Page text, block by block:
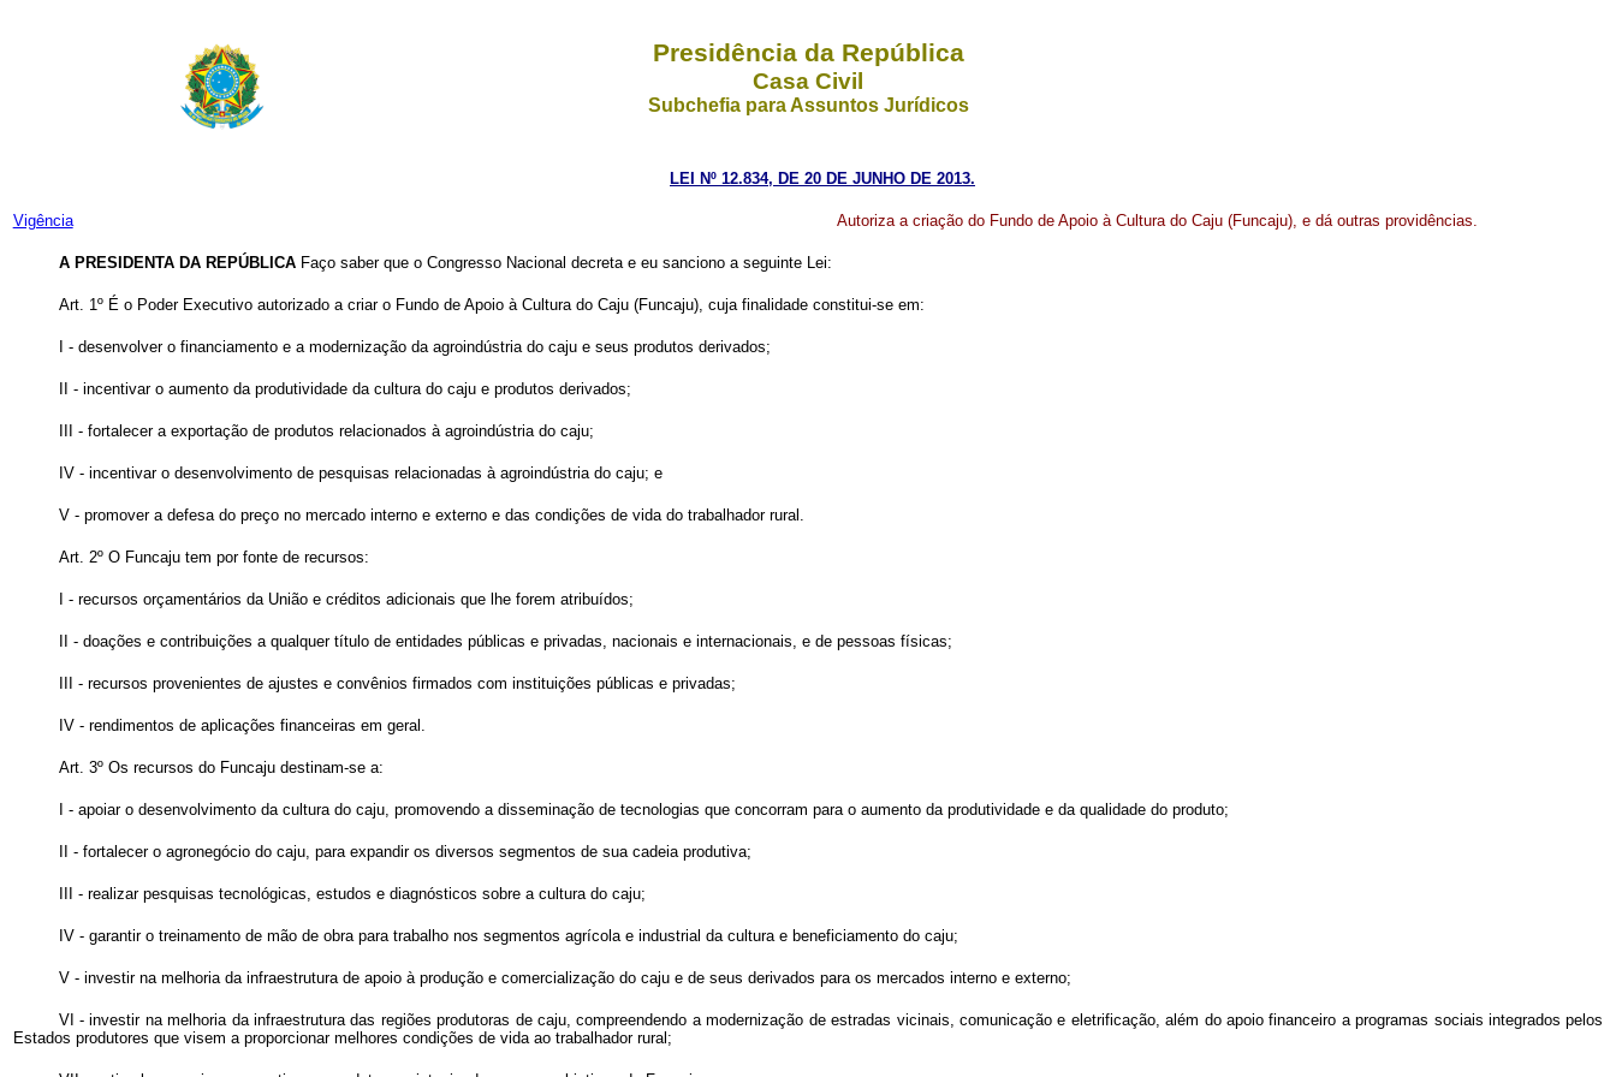
Presidência da República
Casa Civil
Subchefia para Assuntos Jurídicos
LEI Nº 12.834, DE 20 DE JUNHO DE 2013.
Vigência Autoriza a criação do Fundo de Apoio à Cultura do Caju (Funcaju), e dá outras providências.
A PRESIDENTA DA REPÚBLICA Faço saber que o Congresso Nacional decreta e eu sanciono a seguinte Lei:
Art. 1º É o Poder Executivo autorizado a criar o Fundo de Apoio à Cultura do Caju (Funcaju), cuja finalidade constitui-se em:
I - desenvolver o financiamento e a modernização da agroindústria do caju e seus produtos derivados;
II - incentivar o aumento da produtividade da cultura do caju e produtos derivados;
III - fortalecer a exportação de produtos relacionados à agroindústria do caju;
IV - incentivar o desenvolvimento de pesquisas relacionadas à agroindústria do caju; e
V - promover a defesa do preço no mercado interno e externo e das condições de vida do trabalhador rural.
Art. 2º O Funcaju tem por fonte de recursos:
I - recursos orçamentários da União e créditos adicionais que lhe forem atribuídos;
II - doações e contribuições a qualquer título de entidades públicas e privadas, nacionais e internacionais, e de pessoas físicas;
III - recursos provenientes de ajustes e convênios firmados com instituições públicas e privadas;
IV - rendimentos de aplicações financeiras em geral.
Art. 3º Os recursos do Funcaju destinam-se a:
I - apoiar o desenvolvimento da cultura do caju, promovendo a disseminação de tecnologias que concorram para o aumento da produtividade e da qualidade do produto;
II - fortalecer o agronegócio do caju, para expandir os diversos segmentos de sua cadeia produtiva;
III - realizar pesquisas tecnológicas, estudos e diagnósticos sobre a cultura do caju;
IV - garantir o treinamento de mão de obra para trabalho nos segmentos agrícola e industrial da cultura e beneficiamento do caju;
V - investir na melhoria da infraestrutura de apoio à produção e comercialização do caju e de seus derivados para os mercados interno e externo;
VI - investir na melhoria da infraestrutura das regiões produtoras de caju, compreendendo a modernização de estradas vicinais, comunicação e eletrificação, além do apoio financeiro a programas sociais integrados pelos
Estados produtores que visem a proporcionar melhores condições de vida ao trabalhador rural;